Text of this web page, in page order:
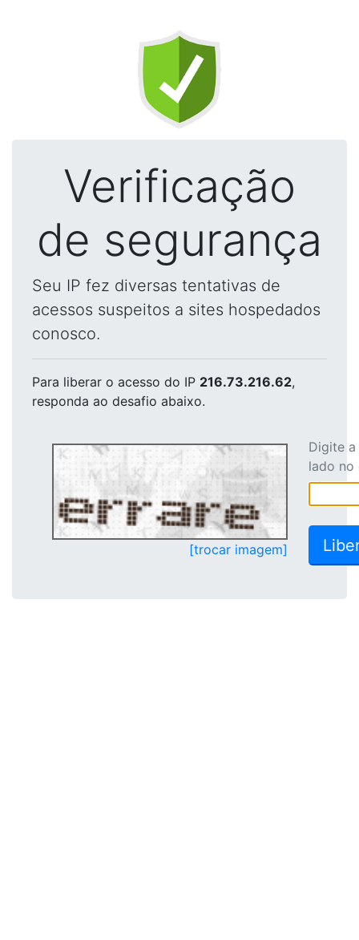
Verificação
de segurança
Seu IP fez diversas tentativas de
acessos suspeitos a sites hospedados
conosco.
Para liberar o acesso do IP 216.73.216.62,
responda ao desafio abaixo.
[trocar imagem]
Digite
lado no